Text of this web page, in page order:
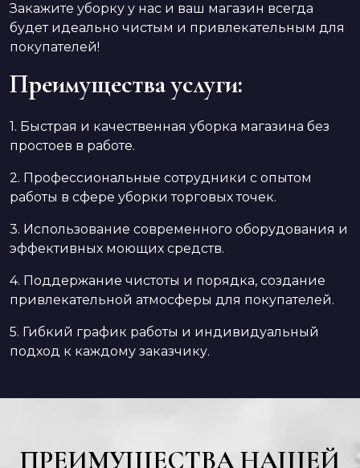
Закажите уборку у нас и ваш магазин всегда
будет идеально чистым и привлекательным для
покупателей!
Преимущества услуги:
1. Быстрая и качественная уборка магазина без
простоев в работе.
2. Профессиональные сотрудники с опытом
работы в сфере уборки торговых точек.
3. Использование современного оборудования и
эффективных моющих средств.
4. Поддержание чистоты и порядка, создание
привлекательной атмосферы для покупателей.
5. Гибкий график работы и индивидуальный
подход к каждому заказчику.
ПРЕИМУЩЕСТВА НАШЕЙ